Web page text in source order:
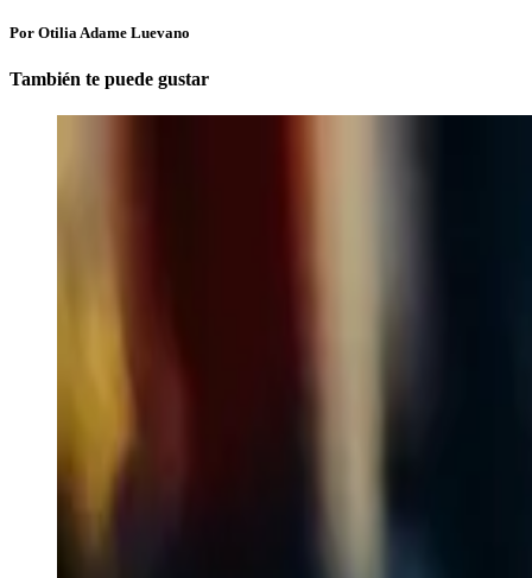
Por Otilia Adame Luevano
También te puede gustar